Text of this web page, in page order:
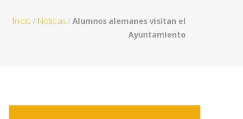
Inicio / Noticias /Alumnos alemanes visitan el
Ayuntamiento